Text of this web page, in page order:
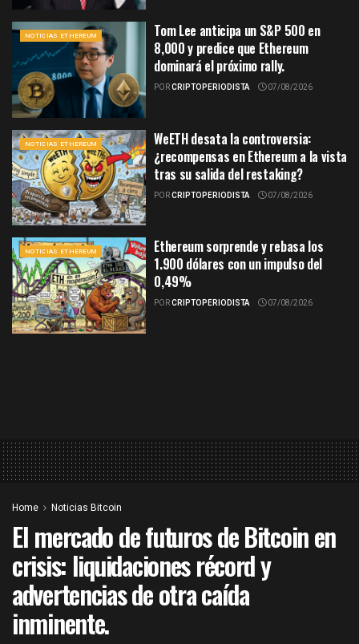
NOTICIAS ETHEREUM
Tom Lee anticipa un S&P 500 en
8,000 y predice que Ethereum
dominará el próximo rally.
PORCRIPTOPERIODISTA 07/08/2026
NOTICIAS ETHEREUM
WeETH desata la controversia:
¿recompensas en Ethereum a la vista
tras su salida del restaking?
PORCRIPTOPERIODISTA 07/08/2026
NOTICIAS ETHEREUM
Ethereum sorprende y rebasa los
1.900 dólares con un impulso del
0,49%
PORCRIPTOPERIODISTA 07/08/2026
Home Noticias Bitcoin
El mercado de futuros de Bitcoin en
crisis: liquidaciones récord y
advertencias de otra caída
inminente.